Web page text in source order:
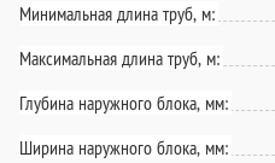
Минимальная длина труб, м:
Максимальная длина труб, м:
Глубина наружного блока, мм:
Ширина наружного блока, мм: